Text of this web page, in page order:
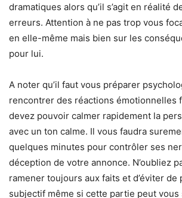
dramatiques alors qu’il s’agit en réalité
erreurs. Attention à ne pas trop vous
en elle-même mais bien sur les
pour lui.
A noter qu’il faut vous préparer
rencontrer des réactions émotionnelles
devez pouvoir calmer rapidement la
avec un ton calme. Il vous faudra
quelques minutes pour contrôler ses
déception de votre annonce. N’oubliez
ramener toujours aux faits et d’éviter de
subjectif même si cette partie peut vous